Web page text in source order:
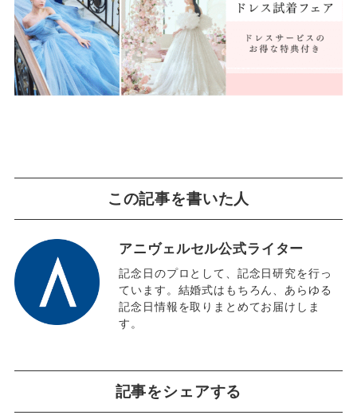
この記事を書いた人
アニヴェルセル公式ライター
記念日のプロとして、記念日研究を行っ
ています。結婚式はもちろん、あらゆる
記念日情報を取りまとめてお届けしま
す。
記事をシェアする